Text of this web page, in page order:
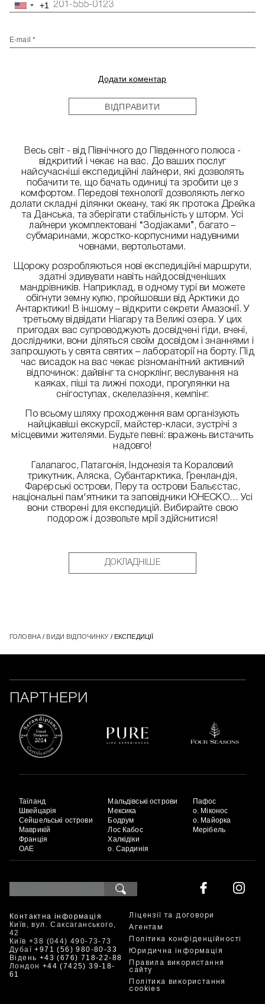
United+1
E-mail *
Додати коментар
ВІДПРАВИТИ
Весь світ - від Північного до Південного полюса -
відкритий і чекає на вас. До ваших послуг
найсучасніші експедиційні лайнери, які дозволять
побачити те, що бачать одиниці та зробити це з
комфортом. Передові технології дозволяють легко
долати складні ділянки океану, такі як протока Дрейка
та Данська, та зберігати стабільність у шторм. Усі
лайнери укомплектовані “Зодіаками”, багато –
субмаринами, жорстко-корпусними надувними
човнами, вертольотами.
Щороку розробляються нові експедиційні маршрути,
здатні здивувати навіть найдосвідченіших
мандрівників. Наприклад, в одному турі ви можете
обігнути земну кулю, пройшовши від Арктики до
Антарктики! В іншому – відкрити секрети Амазонії. У
третьому відвідати Ніагару та Великі озера. У цих
пригодах вас супроводжують досвідчені гіди, вчені,
дослідники, вони діляться своїм досвідом і знаннями і
запрошують у свята святих – лабораторії на борту. Під
час висадок на вас чекає різноманітний активний
відпочинок: дайвінг та снорклінг, веслування на
каяках, піші та лижні походи, прогулянки на
снігоступах, скелелазіння, кемпінг.
По всьому шляху проходження вам організують
найцікавіші екскурсії, майстер-класи, зустрічі з
місцевими жителями. Будьте певні: вражень вистачить
надовго!
Галапагос, Патагонія, Індонезія та Кораловий
трикутник, Аляска, Субантарктика, Гренландія,
Фарерські острови, Перу та острови Бальєстас,
національні пам'ятники та заповідники ЮНЕСКО… Усі
вони створені для експедицій. Вибирайте свою
подорож і дозвольте мрії здійснитися!
ДОКЛАДНІШЕ
ГОЛОВНА/ ВИДИ ВІДПОЧИНКУ / ЕКСПЕДИЦІЇ
ПАРТНЕРИ
Таїланд
Швейцарія
Сейшельські острови
Маврикій
Франція
ОАЕ
Мальдівські острови
Мексика
Бодрум
Лос Кабос
Халкідіки
о. Сардинія
Пафос
о. Міконос
о. Майорка
Мерібель
Контактна інформація
Київ, вул. Саксаганського,
42
Київ +38 (044) 490-73-73
Дубаї+971 (56) 980-80-33
Відень +43 (676) 718-22-88
Лондон +44 (7425) 39-18-
61
Ліцензії та договори
Агентам
Політика конфіденційності
Юридична інформація
Правила використання
сайту
Політика використання
cookies